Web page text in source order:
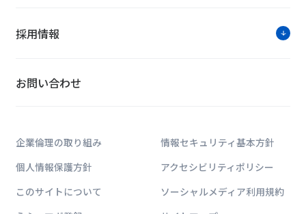
採用情報
お問い合わせ
企業倫理の取り組み
情報セキュリティ基本方針
個人情報保護方針
アクセシビリティポリシー
このサイトについて
ソーシャルメディア利用規約